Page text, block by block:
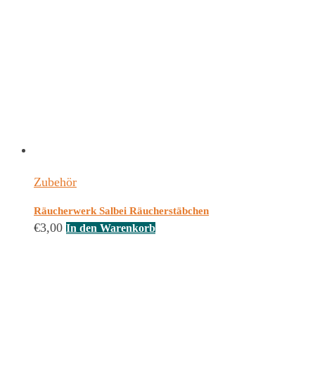
Zubehör
Räucherwerk Salbei Räucherstäbchen
€3,00 In den Warenkorb